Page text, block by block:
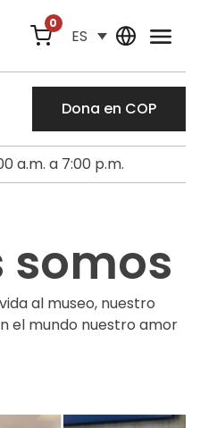
0
ES
Dona en COP
a.m. a 7:00 p.m.
somos
al museo, nuestro
el mundo nuestro amor